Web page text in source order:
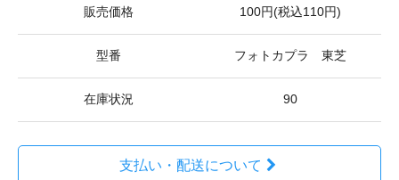
販売価格 100円(税込110円)
型番 フォトカプラ 東芝
在庫状況 90
支払い・配送について